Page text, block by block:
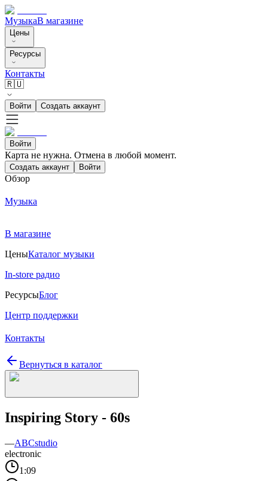
МузыкаВ магазине
Цены
Ресурсы
Контакты
🇷🇺
Войти Создать аккаунт
Войти
Карта не нужна. Отмена в любой момент.
Создать аккаунт Войти
Обзор
Музыка
В магазине
ЦеныКаталог музыки
In-store радио
РесурсыБлог
Центр поддержки
Контакты
Вернуться в каталог
Inspiring Story - 60s
—ABCstudio
electronic
1:09